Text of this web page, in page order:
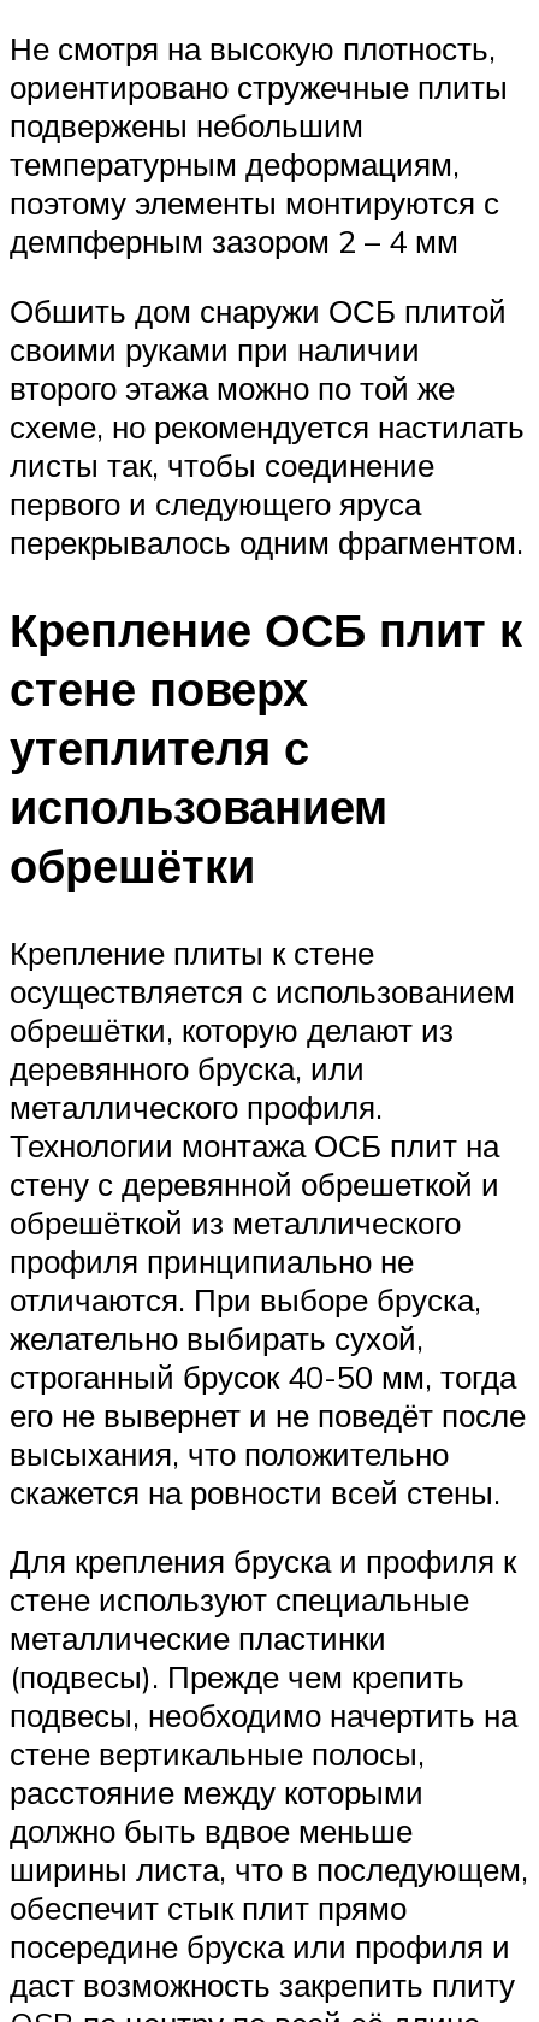
Не смотря на высокую плотность,
ориентировано стружечные плиты
подвержены небольшим
температурным деформациям,
поэтому элементы монтируются с
демпферным зазором 2 – 4 мм
Обшить дом снаружи ОСБ плитой
своими руками при наличии
второго этажа можно по той же
схеме, но рекомендуется настилать
листы так, чтобы соединение
первого и следующего яруса
перекрывалось одним фрагментом.
Крепление ОСБ плит к
стене поверх
утеплителя с
использованием
обрешётки
Крепление плиты к стене
осуществляется с использованием
обрешётки, которую делают из
деревянного бруска, или
металлического профиля.
Технологии монтажа ОСБ плит на
стену с деревянной обрешеткой и
обрешёткой из металлического
профиля принципиально не
отличаются. При выборе бруска,
желательно выбирать сухой,
строганный брусок 40-50 мм, тогда
его не вывернет и не поведёт после
высыхания, что положительно
скажется на ровности всей стены.
Для крепления бруска и профиля к
стене используют специальные
металлические пластинки
(подвесы). Прежде чем крепить
подвесы, необходимо начертить на
стене вертикальные полосы,
расстояние между которыми
должно быть вдвое меньше
ширины листа, что в последующем,
обеспечит стык плит прямо
посередине бруска или профиля и
даст возможность закрепить плиту